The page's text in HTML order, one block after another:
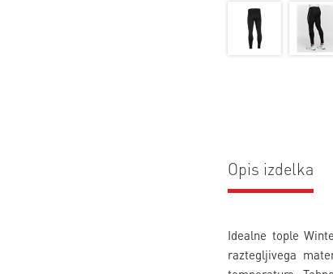
Opis izdelka
Idealne tople
raztegljivega